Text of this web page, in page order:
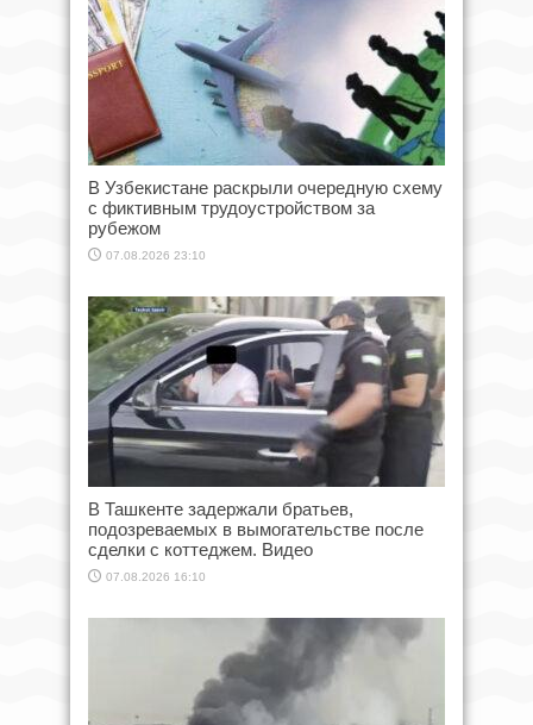
В Узбекистане раскрыли очередную схему
с фиктивным трудоустройством за
рубежом
07.08.2026 23:10
В Ташкенте задержали братьев,
подозреваемых в вымогательстве после
сделки с коттеджем. Видео
07.08.2026 16:10